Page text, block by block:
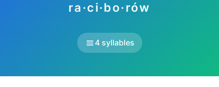
ra·ci·bo·rów
4 syllables